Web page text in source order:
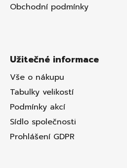
Obchodní podmínky
Užitečné informace
Vše o nákupu
Tabulky velikostí
Podmínky akcí
Sídlo společnosti
Prohlášení GDPR